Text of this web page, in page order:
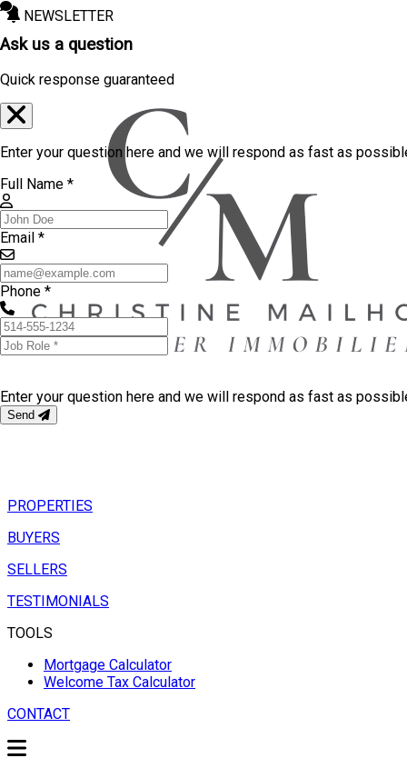
NEWSLETTER
PROPERTIES
BUYERS
SELLERS
TESTIMONIALS
TOOLS
Mortgage Calculator
Welcome Tax Calculator
CONTACT
Ask us a question
Quick response guaranteed
Enter your question here and we will respond as fast as
Full Name *
Email *
Phone *
Enter your question here and we will respond as fast as
Send